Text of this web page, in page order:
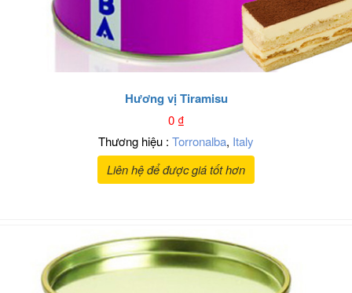
Hương vị Tiramisu
0₫
Thương hiệu : Torronalba, Italy
Liên hệ để được giá tốt hơn